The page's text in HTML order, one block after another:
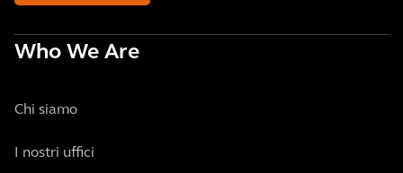
Who We Are
Chi siamo
I nostri uffici